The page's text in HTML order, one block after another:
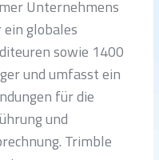
Unternehmens
globales
sowie 1400
und umfasst ein
für die
und
Trimble